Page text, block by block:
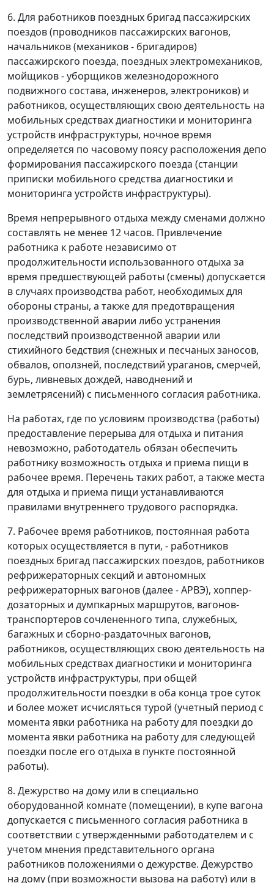
6. Для работников поездных бригад пассажирских
поездов (проводников пассажирских вагонов,
начальников (механиков - бригадиров)
пассажирского поезда, поездных электромехаников,
мойщиков - уборщиков железнодорожного
подвижного состава, инженеров, электроников) и
работников, осуществляющих свою деятельность на
мобильных средствах диагностики и мониторинга
устройств инфраструктуры, ночное время
определяется по часовому поясу расположения депо
формирования пассажирского поезда (станции
приписки мобильного средства диагностики и
мониторинга устройств инфраструктуры).
Время непрерывного отдыха между сменами должно
составлять не менее 12 часов. Привлечение
работника к работе независимо от
продолжительности использованного отдыха за
время предшествующей работы (смены) допускается
в случаях производства работ, необходимых для
обороны страны, а также для предотвращения
производственной аварии либо устранения
последствий производственной аварии или
стихийного бедствия (снежных и песчаных заносов,
обвалов, оползней, последствий ураганов, смерчей,
бурь, ливневых дождей, наводнений и
землетрясений) с письменного согласия работника.
На работах, где по условиям производства (работы)
предоставление перерыва для отдыха и питания
невозможно, работодатель обязан обеспечить
работнику возможность отдыха и приема пищи в
рабочее время. Перечень таких работ, а также места
для отдыха и приема пищи устанавливаются
правилами внутреннего трудового распорядка.
7. Рабочее время работников, постоянная работа
которых осуществляется в пути, - работников
поездных бригад пассажирских поездов, работников
рефрижераторных секций и автономных
рефрижераторных вагонов (далее - АРВЭ), хоппер-
дозаторных и думпкарных маршрутов, вагонов-
транспортеров сочлененного типа, служебных,
багажных и сборно-раздаточных вагонов,
работников, осуществляющих свою деятельность на
мобильных средствах диагностики и мониторинга
устройств инфраструктуры, при общей
продолжительности поездки в оба конца трое суток
и более может исчисляться турой (учетный период с
момента явки работника на работу для поездки до
момента явки работника на работу для следующей
поездки после его отдыха в пункте постоянной
работы).
8. Дежурство на дому или в специально
оборудованной комнате (помещении), в купе вагона
допускается с письменного согласия работника в
соответствии с утвержденными работодателем и с
учетом мнения представительного органа
работников положениями о дежурстве. Дежурство
на дому (при возможности вызова на работу) или в